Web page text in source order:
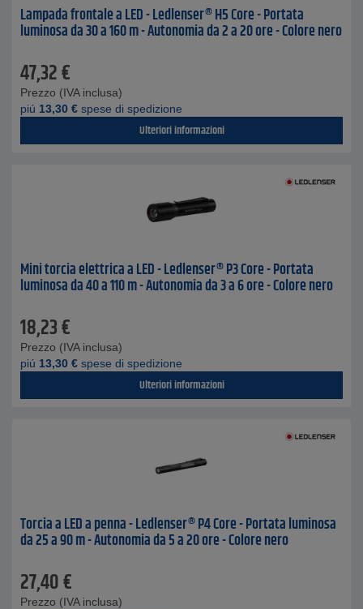
Lampada frontale a LED - Ledlenser® H5 Core - Portata
luminosa da 30 a 160 m - Autonomia da 2 a 20 ore - Colore nero
47,32€
Prezzo (IVA inclusa)
piú 13,30 € spese di spedizione
Ulteriori informazioni
Mini torcia elettrica a LED - Ledlenser® P3 Core - Portata
luminosa da 40 a 110 m - Autonomia da 3 a 6 ore - Colore nero
18,23€
Prezzo (IVA inclusa)
piú 13,30 € spese di spedizione
Ulteriori informazioni
Torcia a LED a penna - Ledlenser® P4 Core - Portata luminosa
da 25 a 90 m - Autonomia da 5 a 20 ore - Colore nero
27,40€
Prezzo (IVA inclusa)